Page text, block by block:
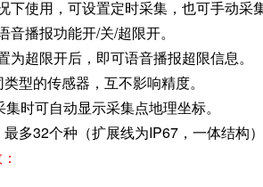
使用，可设置定时采集，也可手动采集
播报功能开/关/超限开。
超限开后，即可语音播报超限信息。
型的传感器，互不影响精度。
时可自动显示采集点地理坐标。
多32个种（扩展线为IP67，一体结构）